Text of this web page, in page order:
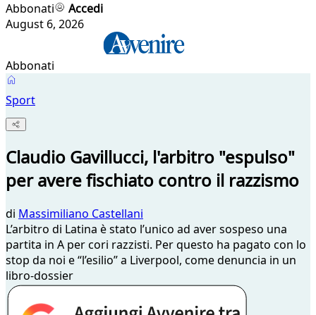
Abbonati
Accedi
August 6, 2026
Abbonati
Sport
Claudio Gavillucci, l'arbitro "espulso"
per avere fischiato contro il razzismo
di Massimiliano Castellani
L’arbitro di Latina è stato l’unico ad aver sospeso una
partita in A per cori razzisti. Per questo ha pagato con lo
stop da noi e “l’esilio” a Liverpool, come denuncia in un
libro-dossier